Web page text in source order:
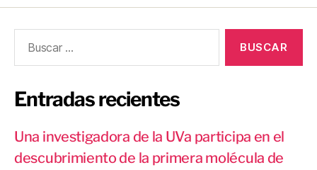
Entradas recientes
Una investigadora de la UVa participa en el
descubrimiento de la primera molécula de